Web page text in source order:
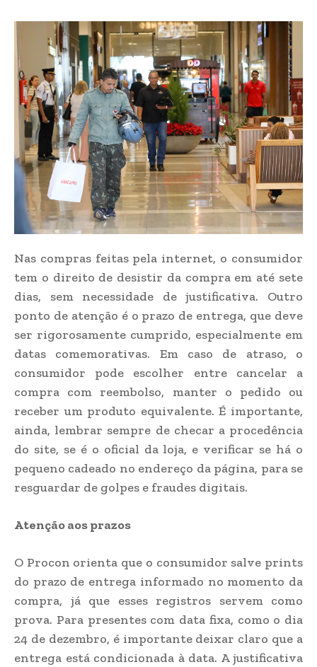
Nas compras feitas pela internet, o consumidor
tem o direito de desistir da compra em até sete
dias, sem necessidade de justificativa. Outro
ponto de atenção é o prazo de entrega, que deve
ser rigorosamente cumprido, especialmente em
datas comemorativas. Em caso de atraso, o
consumidor pode escolher entre cancelar a
compra com reembolso, manter o pedido ou
receber um produto equivalente. É importante,
ainda, lembrar sempre de checar a procedência
do site, se é o oficial da loja, e verificar se há o
pequeno cadeado no endereço da página, para se
resguardar de golpes e fraudes digitais.
Atenção aos prazos
O Procon orienta que o consumidor salve prints
do prazo de entrega informado no momento da
compra, já que esses registros servem como
prova. Para presentes com data fixa, como o dia
24 de dezembro, é importante deixar claro que a
entrega está condicionada à data. A justificativa